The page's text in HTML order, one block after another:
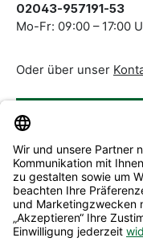
02043-957191-53
Mo-Fr: 09:00 – 17:00
Oder über unser
Service & Beratung
Informationen